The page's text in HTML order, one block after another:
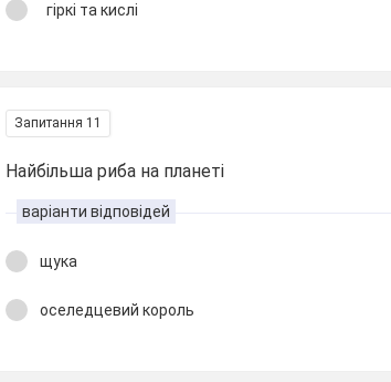
гіркі та кислі
Запитання 11
Найбільша риба на планеті
варіанти відповідей
щука
оселедцевий король